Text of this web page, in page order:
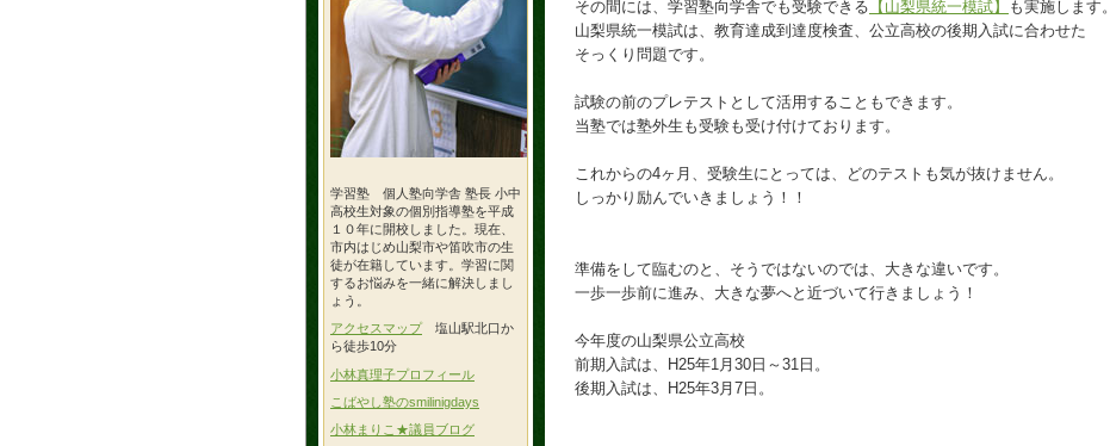
その間には、学習塾向学舎でも受験できる 【山梨県統一模試】
も実施します。
山梨県統一模試は、教育達成到達度検査、公立高校の後期入試に合わせた
そっくり問題です。
試験の前のプレテストとして活用することもできます。
当塾では塾外生も受験も受け付けております。
これからの4ヶ月、受験生にとっては、どのテストも気が抜けません。
しっかり励んでいきましょう！！
準備をして臨むのと、そうではないのでは、大きな違いです。
一歩一歩前に進み、大きな夢へと近づいて行きましょう！
今年度の山梨県公立高校
前期入試は、H25年1月30日～31日。
後期入試は、H25年3月7日。
学習塾 個人塾向学舎 塾長 小中
高校生対象の個別指導塾を平成
１０年に開校しました。現在、
市内はじめ山梨市や笛吹市の生
徒が在籍しています。学習に関
するお悩みを一緒に解決しまし
ょう。
アクセスマップ 塩山駅北口か
ら徒歩10分
小林真理子プロフィール
こばやし塾のsmilinigdays
小林まりこ★議員ブログ